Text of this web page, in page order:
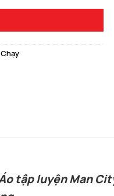
tập luyện Man